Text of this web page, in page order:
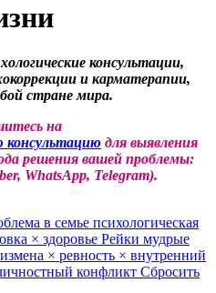
консультации,
и карматерапии,
стране мира.
на
для выявления
решения вашей проблемы:
WhatsApp, Telegram).
в семье психологическая
× здоровье Рейки мудрые
измена × ревность × внутренний
конфликт Сбросить